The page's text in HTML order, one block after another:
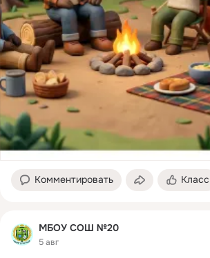
Комментировать Класс
МБОУ СОШ №20
5 авг